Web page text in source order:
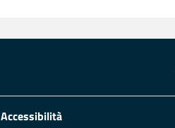
Accessibilità